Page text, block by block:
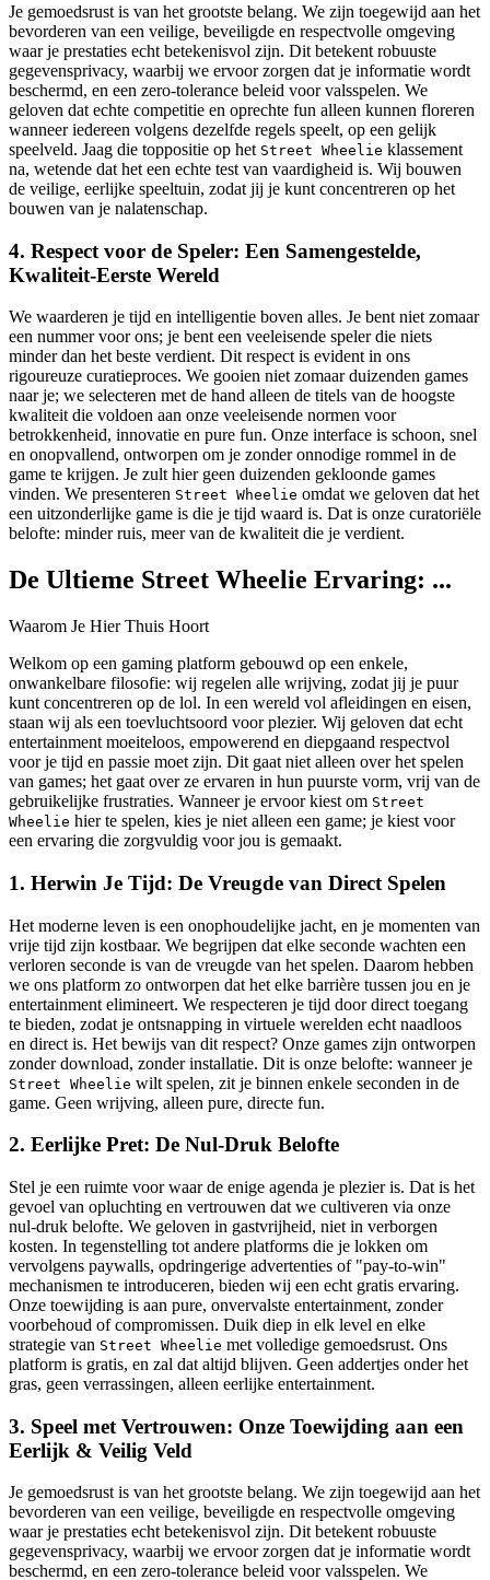
Je gemoedsrust is van het grootste belang. We zijn toegewijd aan het
bevorderen van een veilige, beveiligde en respectvolle omgeving
waar je prestaties echt betekenisvol zijn. Dit betekent robuuste
gegevensprivacy, waarbij we ervoor zorgen dat je informatie wordt
beschermd, en een zero-tolerance beleid voor valsspelen. We
geloven dat echte competitie en oprechte fun alleen kunnen floreren
wanneer iedereen volgens dezelfde regels speelt, op een gelijk
speelveld. Jaag die toppositie op het Street Wheelie klassement
na, wetende dat het een echte test van vaardigheid is. Wij bouwen
de veilige, eerlijke speeltuin, zodat jij je kunt concentreren op het
bouwen van je nalatenschap.
4. Respect voor de Speler: Een Samengestelde,
Kwaliteit-Eerste Wereld
We waarderen je tijd en intelligentie boven alles. Je bent niet zomaar
een nummer voor ons; je bent een veeleisende speler die niets
minder dan het beste verdient. Dit respect is evident in ons
rigoureuze curatieproces. We gooien niet zomaar duizenden games
naar je; we selecteren met de hand alleen de titels van de hoogste
kwaliteit die voldoen aan onze veeleisende normen voor
betrokkenheid, innovatie en pure fun. Onze interface is schoon, snel
en onopvallend, ontworpen om je zonder onnodige rommel in de
game te krijgen. Je zult hier geen duizenden gekloonde games
vinden. We presenteren Street Wheelie omdat we geloven dat het
een uitzonderlijke game is die je tijd waard is. Dat is onze curatoriële
belofte: minder ruis, meer van de kwaliteit die je verdient.
De Ultieme Street Wheelie Ervaring: ...
Waarom Je Hier Thuis Hoort
Welkom op een gaming platform gebouwd op een enkele,
onwankelbare filosofie: wij regelen alle wrijving, zodat jij je puur
kunt concentreren op de lol. In een wereld vol afleidingen en eisen,
staan wij als een toevluchtsoord voor plezier. Wij geloven dat echt
entertainment moeiteloos, empowerend en diepgaand respectvol
voor je tijd en passie moet zijn. Dit gaat niet alleen over het spelen
van games; het gaat over ze ervaren in hun puurste vorm, vrij van de
gebruikelijke frustraties. Wanneer je ervoor kiest om Street
Wheelie hier te spelen, kies je niet alleen een game; je kiest voor
een ervaring die zorgvuldig voor jou is gemaakt.
1. Herwin Je Tijd: De Vreugde van Direct Spelen
Het moderne leven is een onophoudelijke jacht, en je momenten van
vrije tijd zijn kostbaar. We begrijpen dat elke seconde wachten een
verloren seconde is van de vreugde van het spelen. Daarom hebben
we ons platform zo ontworpen dat het elke barrière tussen jou en je
entertainment elimineert. We respecteren je tijd door direct toegang
te bieden, zodat je ontsnapping in virtuele werelden echt naadloos
en direct is. Het bewijs van dit respect? Onze games zijn ontworpen
zonder download, zonder installatie. Dit is onze belofte: wanneer je
Street Wheelie wilt spelen, zit je binnen enkele seconden in de
game. Geen wrijving, alleen pure, directe fun.
2. Eerlijke Pret: De Nul-Druk Belofte
Stel je een ruimte voor waar de enige agenda je plezier is. Dat is het
gevoel van opluchting en vertrouwen dat we cultiveren via onze
nul-druk belofte. We geloven in gastvrijheid, niet in verborgen
kosten. In tegenstelling tot andere platforms die je lokken om
vervolgens paywalls, opdringerige advertenties of "pay-to-win"
mechanismen te introduceren, bieden wij een echt gratis ervaring.
Onze toewijding is aan pure, onvervalste entertainment, zonder
voorbehoud of compromissen. Duik diep in elk level en elke
strategie van Street Wheelie met volledige gemoedsrust. Ons
platform is gratis, en zal dat altijd blijven. Geen addertjes onder het
gras, geen verrassingen, alleen eerlijke entertainment.
3. Speel met Vertrouwen: Onze Toewijding aan een
Eerlijk & Veilig Veld
Je gemoedsrust is van het grootste belang. We zijn toegewijd aan het
bevorderen van een veilige, beveiligde en respectvolle omgeving
waar je prestaties echt betekenisvol zijn. Dit betekent robuuste
gegevensprivacy, waarbij we ervoor zorgen dat je informatie wordt
beschermd, en een zero-tolerance beleid voor valsspelen. We